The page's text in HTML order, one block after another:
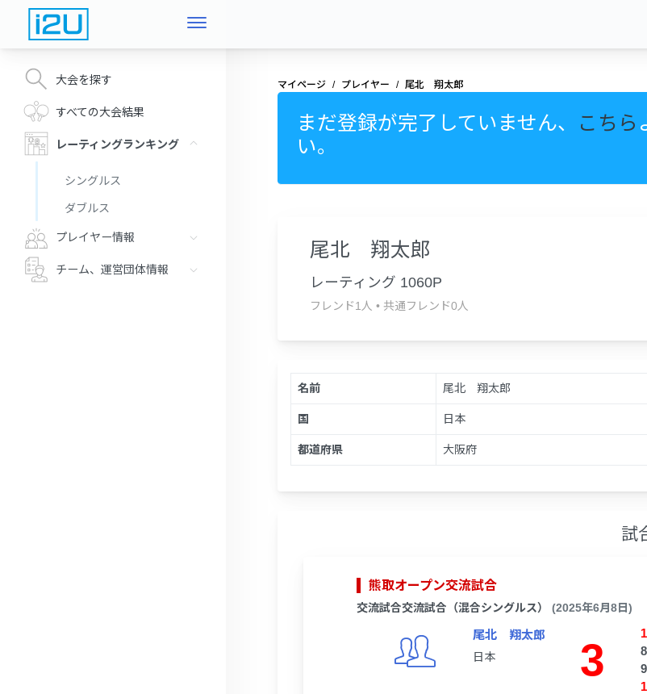
大会を探す
すべての大会結果
レーティングランキング
シングルス
ダブルス
プレイヤー情報
チーム、運営団体情報
マイページ プレイヤー 尾北 翔太郎
まだ登録が完了していません、 こちら
い。
尾北 翔太郎
レーティング 1060P
フレンド1人 • 共通フレンド0人
名前 尾北 翔太郎
国 日本
都道府県 大阪府
試
熊取オープン交流試合
交流試合交流試合（混合シングルス） (2025年6月8日)
尾北 翔太郎
日本 3
8
9